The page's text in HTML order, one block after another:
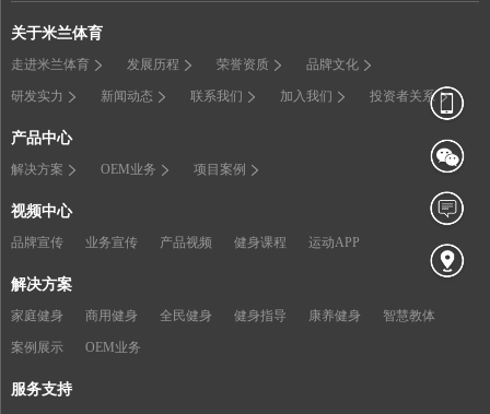
关于米兰体育
走进米兰体育 发展历程 荣誉资质 品牌文化
研发实力 新闻动态 联系我们 加入我们 投资者关系
产品中心
解决方案 OEM业务 项目案例
视频中心
品牌宣传 业务宣传 产品视频 健身课程 运动APP
解决方案
家庭健身 商用健身 全民健身 健身指导 康养健身 智慧教体
案例展示 OEM业务
服务支持